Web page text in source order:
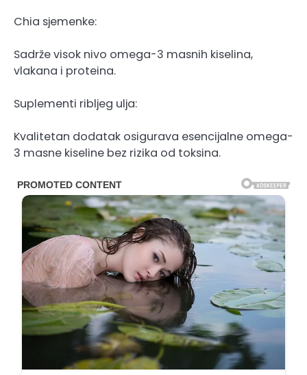
Chia sjemenke:
Sadrže visok nivo omega-3 masnih kiselina,
vlakana i proteina.
Suplementi ribljeg ulja:
Kvalitetan dodatak osigurava esencijalne omega-
3 masne kiseline bez rizika od toksina.